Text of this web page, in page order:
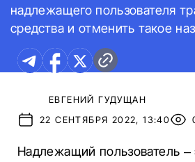
надлежащего пользователя
средства и отменить такое
ЕВГЕНИЙ ГУДУЩАН
22 СЕНТЯБРЯ 2022, 13:40
Надлежащий пользователь –